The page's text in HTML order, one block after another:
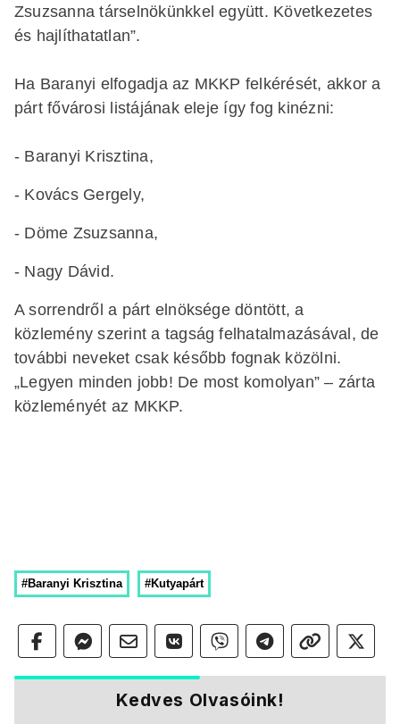
Zsuzsanna társelnökünkkel együtt. Következetes
és hajlíthatatlan”.
Ha Baranyi elfogadja az MKKP felkérését, akkor a
párt fővárosi listájának eleje így fog kinézni:
- Baranyi Krisztina,
- Kovács Gergely,
- Döme Zsuzsanna,
- Nagy Dávid.
A sorrendről a párt elnöksége döntött, a
közlemény szerint a tagság felhatalmazásával, de
további neveket csak később fognak közölni.
„Legyen minden jobb! De most komolyan” – zárta
közleményét az MKKP.
#Baranyi Krisztina #Kutyapárt
Kedves Olvasóink!